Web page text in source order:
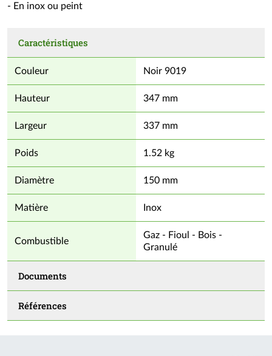
- En inox ou peint
Caractéristiques
Couleur Noir 9019
Hauteur 347 mm
Largeur 337 mm
Poids 1.52 kg
Diamètre 150 mm
Matière Inox
Combustible
Gaz - Fioul - Bois -
Granulé
Documents
Références